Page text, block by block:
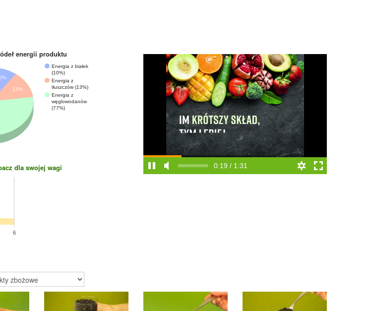
energii produktu
Energia z białek
(10%)
Energia z
tłuszczów (13%)
Energia z
węglowodanów
(77%)
13%
dla swojej wagi
6
0:19 / 1:31